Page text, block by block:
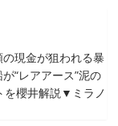
現金が狙われる暴
“レアアース”泥の
を櫻井解説▼ミラノ